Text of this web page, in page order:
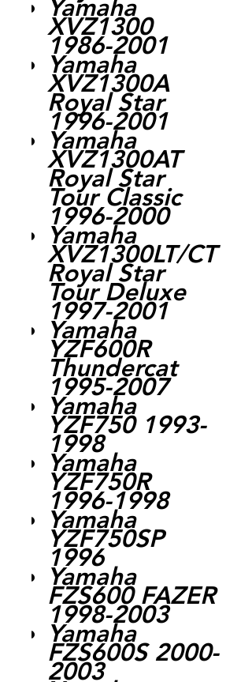
Yamaha
XVZ1300
1986-2001
Yamaha
XVZ1300A
Royal Star
1996-2001
Yamaha
XVZ1300AT
Royal Star
Tour Classic
1996-2000
Yamaha
XVZ1300LT/CT
Royal Star
Tour Deluxe
1997-2001
Yamaha
YZF600R
Thundercat
1995-2007
Yamaha
YZF750 1993-
1998
Yamaha
YZF750R
1996-1998
Yamaha
YZF750SP
1996
Yamaha
FZS600 FAZER
1998-2003
Yamaha
FZS600S 2000-
2003